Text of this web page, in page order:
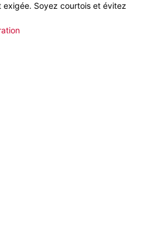
exigée. Soyez courtois et évitez